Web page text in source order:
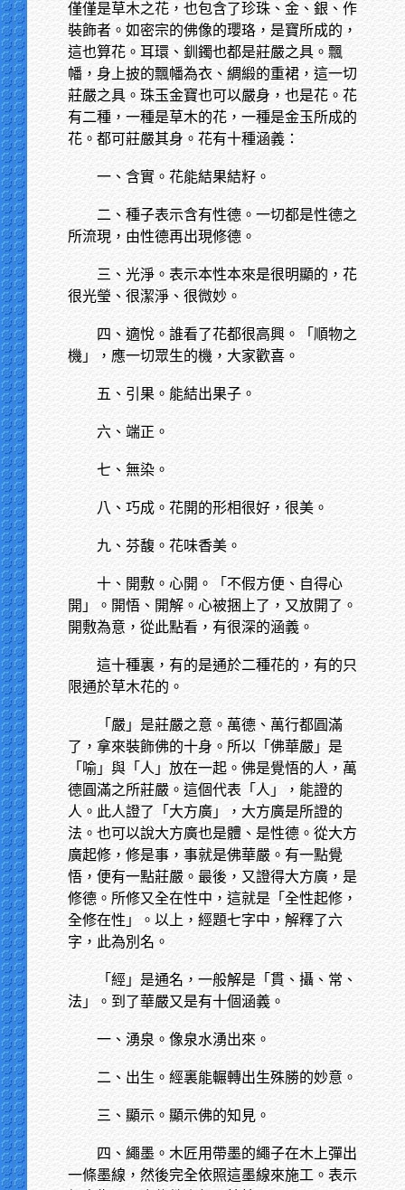
僅僅是草木之花，也包含了珍珠、金、銀、作
裝飾者。如密宗的佛像的瓔珞，是寶所成的，
這也算花。耳環、釧鐲也都是莊嚴之具。飄
幡，身上披的飄幡為衣、綢緞的重裙，這一切
莊嚴之具。珠玉金寶也可以嚴身，也是花。花
有二種，一種是草木的花，一種是金玉所成的
花。都可莊嚴其身。花有十種涵義：
一、含實。花能結果結籽。
二、種子表示含有性德。一切都是性德之
所流現，由性德再出現修德。
三、光淨。表示本性本來是很明顯的，花
很光瑩、很潔淨、很微妙。
四、適悅。誰看了花都很高興。「順物之
機」，應一切眾生的機，大家歡喜。
五、引果。能結出果子。
六、端正。
七、無染。
八、巧成。花開的形相很好，很美。
九、芬馥。花味香美。
十、開敷。心開。「不假方便、自得心
開」。開悟、開解。心被捆上了，又放開了。
開敷為意，從此點看，有很深的涵義。
這十種裏，有的是通於二種花的，有的只
限通於草木花的。
「嚴」是莊嚴之意。萬德、萬行都圓滿
了，拿來裝飾佛的十身。所以「佛華嚴」是
「喻」與「人」放在一起。佛是覺悟的人，萬
德圓滿之所莊嚴。這個代表「人」，能證的
人。此人證了「大方廣」，大方廣是所證的
法。也可以說大方廣也是體、是性德。從大方
廣起修，修是事，事就是佛華嚴。有一點覺
悟，便有一點莊嚴。最後，又證得大方廣，是
修德。所修又全在性中，這就是「全性起修，
全修在性」。以上，經題七字中，解釋了六
字，此為別名。
「經」是通名，一般解是「貫、攝、常、
法」。到了華嚴又是有十個涵義。
一、湧泉。像泉水湧出來。
二、出生。經裏能輾轉出生殊勝的妙意。
三、顯示。顯示佛的知見。
四、繩墨。木匠用帶墨的繩子在木上彈出
一條墨線，然後完全依照這墨線來施工。表示